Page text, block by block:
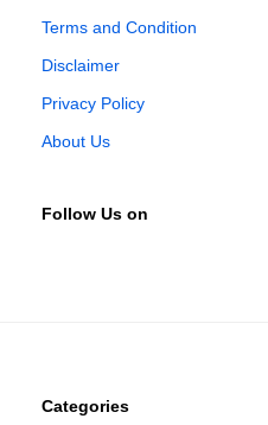
Terms and Condition
Disclaimer
Privacy Policy
About Us
Follow Us on
Categories